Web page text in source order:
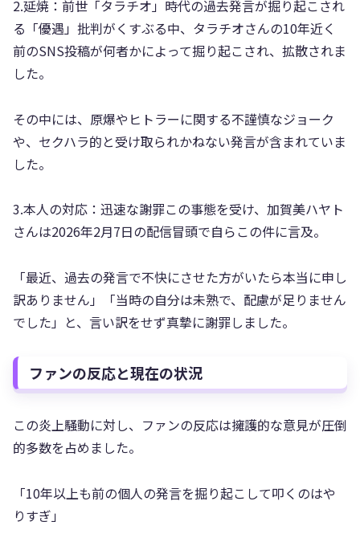
2.延焼：前世「タラチオ」時代の過去発言が掘り起こされ
る「優遇」批判がくすぶる中、タラチオさんの10年近く
前のSNS投稿が何者かによって掘り起こされ、拡散されま
した。
その中には、原爆やヒトラーに関する不謹慎なジョーク
や、セクハラ的と受け取られかねない発言が含まれていま
した。
3.本人の対応：迅速な謝罪この事態を受け、加賀美ハヤト
さんは2026年2月7日の配信冒頭で自らこの件に言及。
「最近、過去の発言で不快にさせた方がいたら本当に申し
訳ありません」「当時の自分は未熟で、配慮が足りません
でした」と、言い訳をせず真摯に謝罪しました。
ファンの反応と現在の状況
この炎上騒動に対し、ファンの反応は擁護的な意見が圧倒
的多数を占めました。
「10年以上も前の個人の発言を掘り起こして叩くのはや
りすぎ」